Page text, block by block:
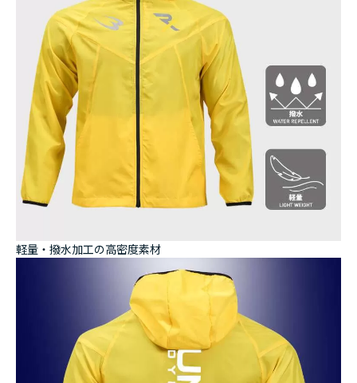
軽量・撥水加工の高密度素材